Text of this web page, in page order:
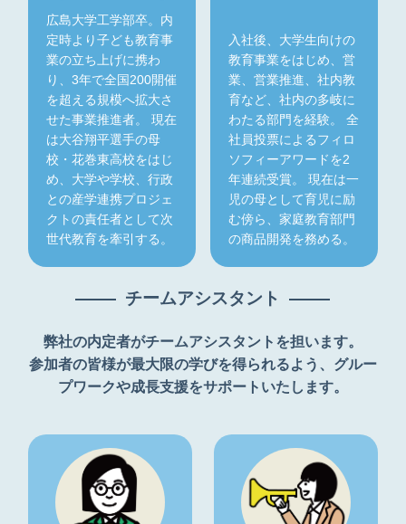
広島大学工学部卒。内
定時より子ども教育事
業の立ち上げに携わ
り、3年で全国200開催
を超える規模へ拡大さ
せた事業推進者。 現在
は大谷翔平選手の母
校・花巻東高校をはじ
め、大学や学校、行政
との産学連携プロジェ
クトの責任者として次
世代教育を牽引する。
入社後、大学生向けの
教育事業をはじめ、営
業、営業推進、社内教
育など、社内の多岐に
わたる部門を経験。 全
社員投票によるフィロ
ソフィーアワードを2
年連続受賞。 現在は一
児の母として育児に励
む傍ら、家庭教育部門
の商品開発を務める。
チームアシスタント
弊社の内定者がチームアシスタントを担います。
参加者の皆様が最大限の学びを得られるよう、グルー
プワークや成長支援をサポートいたします。